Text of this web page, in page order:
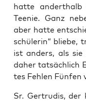
hat­te
Tee­nie. Ganz
aber hat­te
schü­le­rin“ blie­be,
ist anders, als
daher tat­säch­lich
tes Feh­len Fün­fen
Sr. Ger­tru­dis, der